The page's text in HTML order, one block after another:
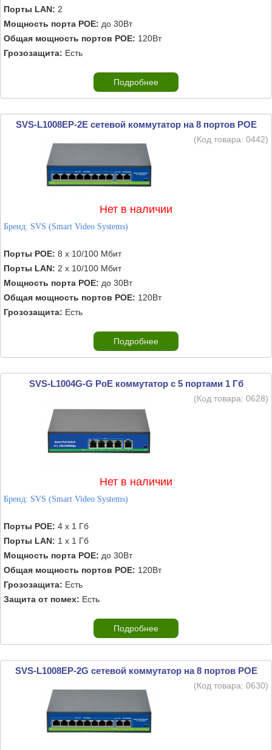
Порты LAN: 2
Мощность порта POE: до 30Вт
Общая мощность портов POE: 120Вт
Грозозащита: Есть
Подробнее
SVS-L1008EP-2E сетевой коммутатор на 8 портов POE
(Код товара: 0442)
Нет в наличии
Бренд: SVS (Smart Video Systems)
Порты POE: 8 х 10/100 Мбит
Порты LAN: 2 х 10/100 Мбит
Мощность порта POE: до 30Вт
Общая мощность портов POE: 120Вт
Грозозащита: Есть
Подробнее
SVS-L1004G-G PoE коммутатор c 5 портами 1 Гб
(Код товара: 0628)
Нет в наличии
Бренд: SVS (Smart Video Systems)
Порты POE: 4 х 1 Гб
Порты LAN: 1 х 1 Гб
Мощность порта POE: до 30Вт
Общая мощность портов POE: 120Вт
Грозозащита: Есть
Защита от помех: Есть
Подробнее
SVS-L1008EP-2G сетевой коммутатор на 8 портов POE
(Код товара: 0630)